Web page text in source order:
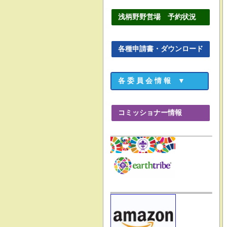
浅柄野野営場 予約状況
各種申請書・ダウンロード
各 委 員 会 情 報 ▼
コミッショナー情報